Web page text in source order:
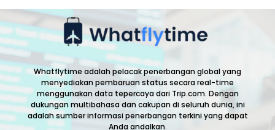
Whatflytime adalah pelacak penerbangan global yang
menyediakan pembaruan status secara real-time
menggunakan data tepercaya dari Trip.com. Dengan
dukungan multibahasa dan cakupan di seluruh dunia, ini
adalah sumber informasi penerbangan terkini yang dapat
Anda andalkan.